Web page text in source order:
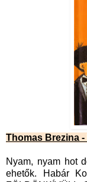
Thomas Brezina
Nyam, nyam hot
ehetők. Habár